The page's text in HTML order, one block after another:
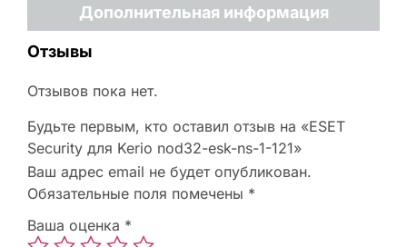
Дополнительная информация
Отзывы
Отзывов пока нет.
Будьте первым, кто оставил отзыв на «ESET
Security для Kerio nod32-esk-ns-1-121»
Ваш адрес email не будет опубликован.
Обязательные поля помечены *
Ваша оценка *